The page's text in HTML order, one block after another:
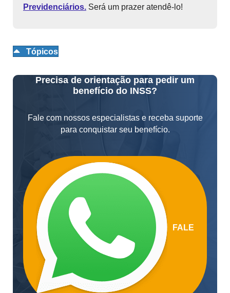
Previdenciários. Será um prazer atendê-lo!
Tópicos
Precisa de orientação para pedir um
benefício do INSS?
Fale com nossos especialistas e receba suporte
para conquistar seu benefício.
FALE